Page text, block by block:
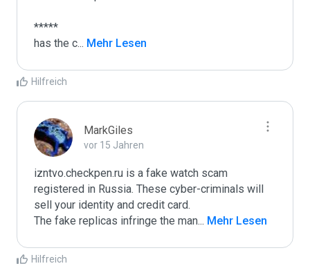
*****
has the c... Mehr Lesen
Hilfreich
MarkGiles
vor 15 Jahren
izntvo.checkpen.ru is a fake watch scam
registered in Russia. These cyber-criminals will
sell your identity and credit card.
The fake replicas infringe the man... Mehr Lesen
Hilfreich